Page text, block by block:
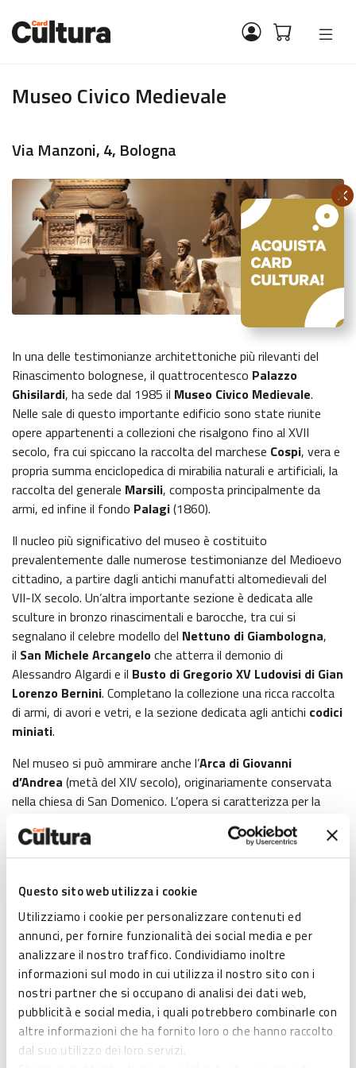
Questo sito web utilizza i cookie
Utilizziamo i cookie per personalizzare contenuti ed
annunci, per fornire funzionalità dei social media e per
analizzare il nostro traffico. Condividiamo inoltre
informazioni sul modo in cui utilizza il nostro sito con i
nostri partner che si occupano di analisi dei dati web,
pubblicità e social media, i quali potrebbero combinarle con
altre informazioni che ha fornito loro o che hanno raccolto
dal suo utilizzo dei loro servizi.
Museo Civico Medievale
Via Manzoni, 4, Bologna
In una delle testimonianze architettoniche più rilevanti del
Rinascimento bolognese, il quattrocentesco Palazzo
Ghisilardi, ha sede dal 1985 il Museo Civico Medievale.
Nelle sale di questo importante edificio sono state riunite
opere appartenenti a collezioni che risalgono fino al XVII
secolo, fra cui spiccano la raccolta del marchese Cospi, vera e
propria summa enciclopedica di mirabilia naturali e artificiali, la
raccolta del generale Marsili, composta principalmente da
armi, ed infine il fondo Palagi(1860).
Il nucleo più significativo del museo è costituito
prevalentemente dalle numerose testimonianze del Medioevo
cittadino, a partire dagli antichi manufatti altomedievali del
VII-IX secolo. Un’altra importante sezione è dedicata alle
sculture in bronzo rinascimentali e barocche, tra cui si
segnalano il celebre modello del Nettuno di Giambologna,
il San Michele Arcangeloche atterra il demonio di
Alessandro Algardi e il Busto di Gregorio XV Ludovisi di Gian
Lorenzo Bernini. Completano la collezione una ricca raccolta
di armi, di avori e vetri, e la sezione dedicata agli antichi codici
miniati.
Nel museo si può ammirare anche l’Arca di Giovanni
d’Andrea (metà del XIV secolo), originariamente conservata
nella chiesa di San Domenico. L’opera si caratterizza per la
oblique.
bronzeo , proveniente dalle regioni renane e raffigurante un
cavaliere. L’anatomia portentosa e l’eloquenza del cavallo
richiamano le novità naturalistiche gotiche: in tal senso è
interessante notare i dettagli dell’equipaggiamento militare
caratteristico del terzo quarto del XIII secolo.
Di grandissima importanza, infine, lagrande statuadi
Bonifacio VIIIin lastre di rame dorato, realizzata nel 1301
in ricordo dell’impegno del Papa per mettere fine alla
guerra tra Bologna e Ferrara.